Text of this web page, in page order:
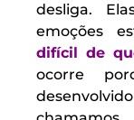
desliga.
emoções
difícil de
ocorre